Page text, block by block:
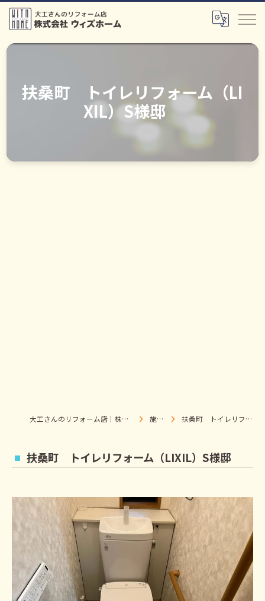
扶桑町 トイレリフォーム（LI
XIL）S様邸
大工さんのリフォーム店｜株式会社ウィズホーム｜扶桑・犬山 施工事例 扶桑町 トイレリフォーム（LIXIL）S様邸
扶桑町 トイレリフォーム（LIXIL）S様邸